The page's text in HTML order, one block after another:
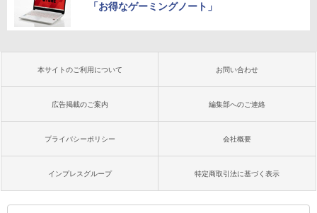
「お得なゲーミングノート」
本サイトのご利用について お問い合わせ
広告掲載のご案内 編集部へのご連絡
プライバシーポリシー 会社概要
インプレスグループ 特定商取引法に基づく表示